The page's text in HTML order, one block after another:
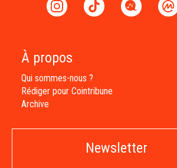
À propos
Qui sommes-nous ?
Rédiger pour Cointribune
Archive
Newsletter